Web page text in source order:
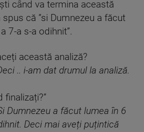
când va termina această
spus că ”si Dumnezeu a făcut
7-a s-a odihnit”.
această analiză?
.. i-am dat drumul la analiză.
finalizați?”
Dumnezeu a făcut lumea în 6
Deci mai aveți puțintică